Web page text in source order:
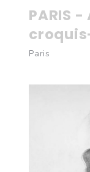
PARIS
Paris